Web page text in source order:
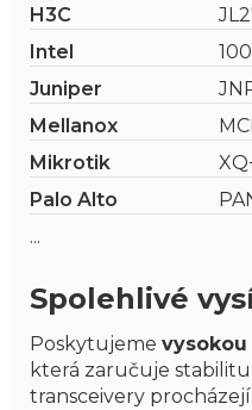
H3C
Intel
Juniper
Mellanox
Mikrotik
Palo Alto
...
Spolehlivé
Poskytujeme
která zaručuje
transceivery